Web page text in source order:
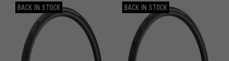
BACK IN STOCK BACK IN STOCK